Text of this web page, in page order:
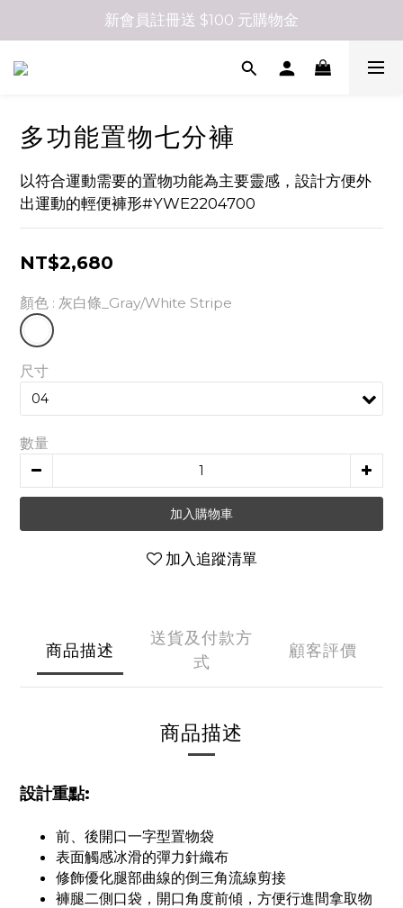
新會員註冊送 $100 元購物金
多功能置物七分褲
以符合運動需要的置物功能為主要靈感，設計方便外
出運動的輕便褲形#YWE2204700
NT$2,680
顏色 : 灰白條_Gray/White Stripe
尺寸
數量
加入購物車
加入追蹤清單
商品描述
送貨及付款方
式
顧客評價
商品描述
設計重點:
前、後開口一字型置物袋
表面觸感冰滑的彈力針織布
修飾優化腿部曲線的倒三角流線剪接
褲腿二側口袋，開口角度前傾，方便行進間拿取物